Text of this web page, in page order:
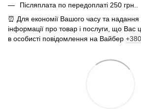
Післяплата по передоплаті 250 грн..
⏰ Для економії Вашого часу та надання
інформації про товар і послуги, що Вас
в особисті повідомлення на Вайбер